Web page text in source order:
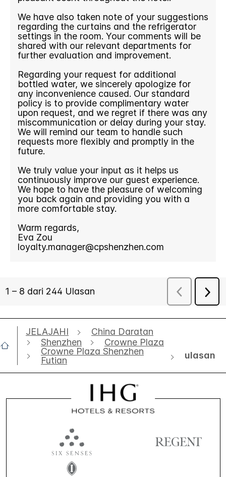
JELAJAHI
China Daratan
Shenzhen
Crowne Plaza
Crowne Plaza Shenzhen
Futian
ulasan